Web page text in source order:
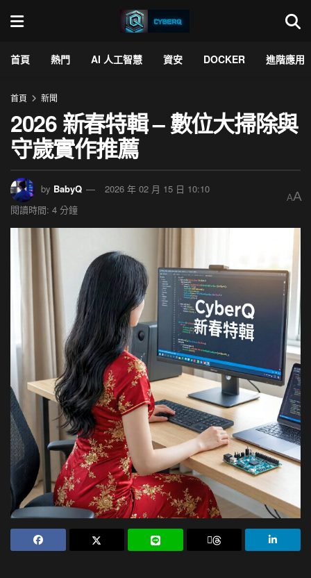
首頁 熱門 AI 人工智慧 資安 DOCKER 進階應用
首頁 新聞
2026 新春特輯 – 數位大掃除與
守歲實作推薦
by BabyQ
2026 年 02 月 15 日 10:10
閱讀時間: 4 分鐘
AA